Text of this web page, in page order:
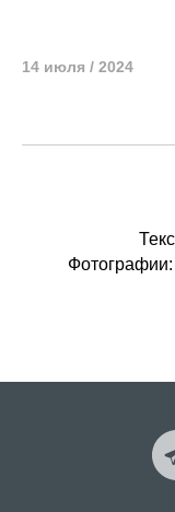
14 июля / 2024
Фотографии: